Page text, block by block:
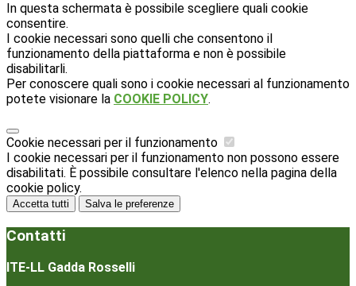
In questa schermata è possibile scegliere quali cookie
consentire.
I cookie necessari sono quelli che consentono il
funzionamento della piattaforma e non è possibile
disabilitarli.
Per conoscere quali sono i cookie necessari al funzionamento
potete visionare la COOKIE POLICY.
Cookie necessari per il funzionamento
I cookie necessari per il funzionamento non possono essere
disabilitati. È possibile consultare l'elenco nella pagina della
cookie policy.
Accetta tutti Salva le preferenze
Contatti
ITE-LL Gadda Rosselli